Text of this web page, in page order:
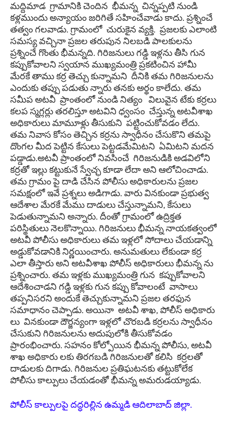
మద్దిమాడ గ్రామానికి చెందిన భీమన్న చిన్నప్పటి నుండి
కళ్లముందు అన్యాయం జరిగితే సహించేవాడు కాదు. ప్రశ్నించే
తత్వం గలవాడు. గ్రామంలో చురుకైన వ్యక్తి. ప్రజలకు ఎలాంటి
సమస్య వచ్చినా ప్రజల తరుపున నిలబడి పాలకులను
ప్రశ్నించే గొంతు భీమన్నది. గిరిజనులు గడ్డి ఇళ్లను తీసి గున
కప్పుకోవాలని స్వయాన ముఖ్యమంత్రి ప్రకటించిన హామీ
మేరకే తాము కర్ర తెచ్చు కున్నామని దీనికి తమ గిరిజనులను
ఎందుకు తప్పు పడుతు న్నారు తనకు అర్థం కాలేదు. తమ
సమీప అటవీ ప్రాంతంలో నుండి నిత్యం విలువైన టేకు కర్రలు
కలప స్మగ్లర్లు తరలిస్తూ అటవిని ధ్వంసం చేస్తున్న అటవీశాఖ
అధికారులు మామూళ్లు తీసుకుని పట్టించుకోవడం లేదు.
తమ నివాస కోసం తెచ్చిన కర్రను స్వాధీనం చేసుకొని తమపై
దొంగల మీద పెట్టిన కేసులు పెట్టడమేమిటని ఏమిటని మదన
పడ్డాడు.అటవీ ప్రాంతంలో నివసించే గిరిజనుడికి అడవిలోని
కర్రతో ఇల్లు కట్టుకునే స్వేచ్ఛ కూడా లేదా అని ఆలోచించాడు.
తమ గ్రామం పై దాడి చేసిన పోలీసు అధికారులను ప్రజల
సమక్షంలో ఇవే ప్రశ్నలు అడిగాడు. వారు వినకుండా ప్రభుత్వ
ఆదేశాల మేరకే మేము దాడులు చేస్తున్నామని, కేసులు
పెడుతున్నామని అన్నారు. దీంతో గ్రామంలో ఉద్రిక్తత
పరిస్థితులు నెలకొన్నాయి. గిరిజనులు భీమన్న నాయకత్వంలో
అటవీ పోలీసు అధికారులు తమ ఇళ్లలో సోదాలు చేయడాన్ని
అడ్డుకోవడానికి నిర్ణయించారు. అనుమతులు లేకుండా కర్ర
ఎలా తీస్తారు అని అటవీశాఖ పోలీస్ అధికారులు భీమన్న ను
ప్రశ్నించారు. తమ ఇళ్లకు ముఖ్యమంత్రి గున కప్పుకోవాలని
ఆదేశించాడని గడ్డి ఇళ్లకు గున కప్పు కోవాలంటే వాసాలు
తప్పనిసరని అందుకే తెచ్చుకున్నామని ప్రజల తరఫున
సమాధానం చెప్పాడు. అయినా అటవీ శాఖ, పోలీస్ అధికారు
లు వినకుండా దౌర్జన్యంగా ఇళ్లలో చొరబడి కర్రలను స్వాధీనం
చేసుకుని గిరిజనులను అదుపులోకి తీసుకోవడం
ప్రారంభించారు. సహనం కోల్పోయిన భీమన్న పోలీసు, అటవీ
శాఖ అధికారు లకు తిరగబడి గిరిజనులతో కలిసి కర్రలతో
దాడులకు దిగాడు. గిరిజనుల ప్రతిఘటనకు తట్టుకోలేక
పోలీసు కాల్పులు చేయడంతో భీమన్న అమరుడయ్యాడు.
పోలీస్ కాల్పులపై దద్ధరిల్లిన ఉమ్మడి ఆదిలాబాద్ జిల్లా.